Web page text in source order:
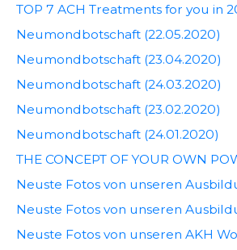
TOP 7 ACH Treatments for you in
Neumondbotschaft (22.05.2020)
Neumondbotschaft (23.04.2020)
Neumondbotschaft (24.03.2020)
Neumondbotschaft (23.02.2020)
Neumondbotschaft (24.01.2020)
THE CONCEPT OF YOUR OWN
Neuste Fotos von unseren
Neuste Fotos von unseren
Neuste Fotos von unseren AKH